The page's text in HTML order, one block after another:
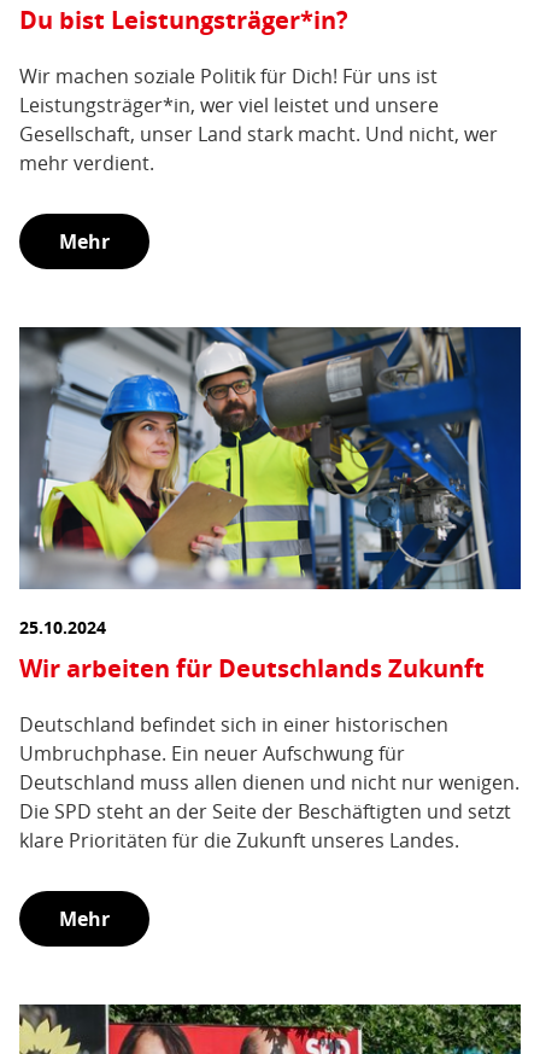
Du bist Leistungsträger*in?
Wir machen soziale Politik für Dich! Für uns ist
Leistungsträger*in, wer viel leistet und unsere
Gesellschaft, unser Land stark macht. Und nicht, wer
mehr verdient.
Mehr
25.10.2024
Wir arbeiten für Deutschlands Zukunft
Deutschland befindet sich in einer historischen
Umbruchphase. Ein neuer Aufschwung für
Deutschland muss allen dienen und nicht nur wenigen.
Die SPD steht an der Seite der Beschäftigten und setzt
klare Prioritäten für die Zukunft unseres Landes.
Mehr